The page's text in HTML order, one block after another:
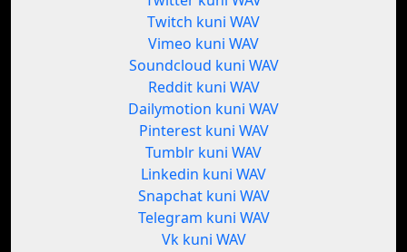
Twitch kuni WAV
Vimeo kuni WAV
Soundcloud kuni WAV
Reddit kuni WAV
Dailymotion kuni WAV
Pinterest kuni WAV
Tumblr kuni WAV
Linkedin kuni WAV
Snapchat kuni WAV
Telegram kuni WAV
Vk kuni WAV